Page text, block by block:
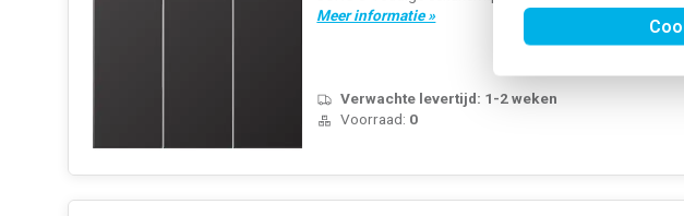
Meer informatie »
Verwachte levertijd: 1-2 weken
Voorraad: 0